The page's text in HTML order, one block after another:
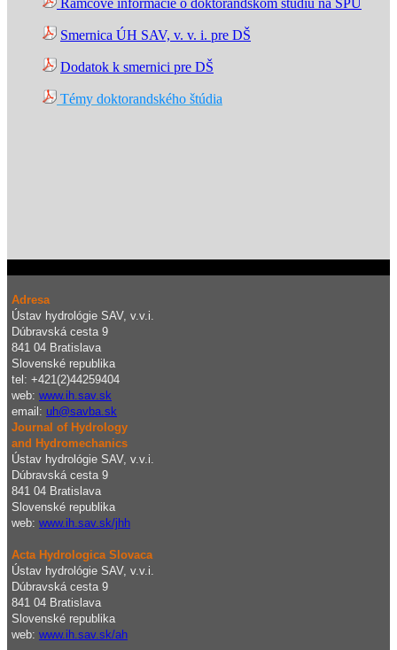
Rámcové informácie o doktorandskom štúdiu na SPU
Smernica ÚH SAV, v. v. i. pre DŠ
Dodatok k smernici pre DŠ
Témy doktorandského štúdia
Adresa
Ústav hydrológie SAV, v.v.i.
Dúbravská cesta 9
841 04 Bratislava
Slovenské republika
tel: +421(2)44259404
web: www.ih.sav.sk
email: uh@savba.sk
Journal of Hydrology
and Hydromechanics
Ústav hydrológie SAV, v.v.i.
Dúbravská cesta 9
841 04 Bratislava
Slovenské republika
web: www.ih.sav.sk/jhh
Acta Hydrologica Slovaca
Ústav hydrológie SAV, v.v.i.
Dúbravská cesta 9
841 04 Bratislava
Slovenské republika
web: www.ih.sav.sk/ah